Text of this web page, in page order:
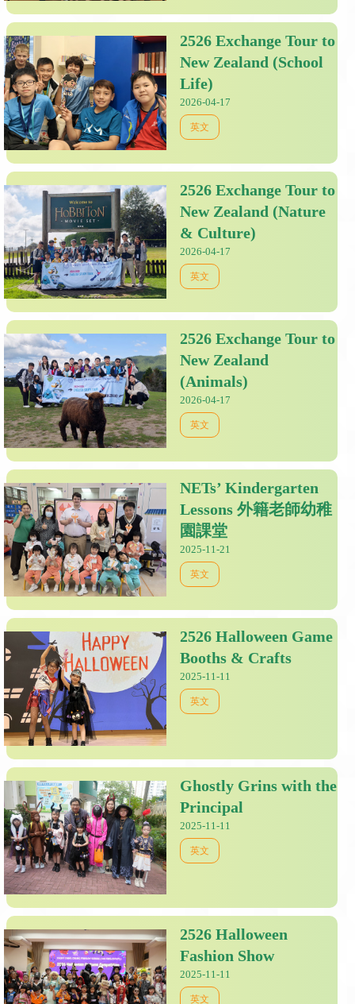
2526 Exchange Tour to
New Zealand (School
Life)
2026-04-17
英文
2526 Exchange Tour to
New Zealand (Nature
& Culture)
2026-04-17
英文
2526 Exchange Tour to
New Zealand
(Animals)
2026-04-17
英文
NETs’ Kindergarten
Lessons 外籍老師幼稚
園課堂
2025-11-21
英文
2526 Halloween Game
Booths & Crafts
2025-11-11
英文
Ghostly Grins with the
Principal
2025-11-11
英文
2526 Halloween
Fashion Show
2025-11-11
英文